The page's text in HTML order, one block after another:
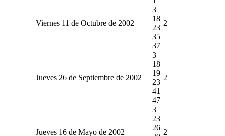
Viernes 11 de Octubre de 2002
3
18
23
35
37
2
Jueves 26 de Septiembre de 2002
3
18
19
23
41
47
2
Jueves 16 de Mayo de 2002
3
23
26
2